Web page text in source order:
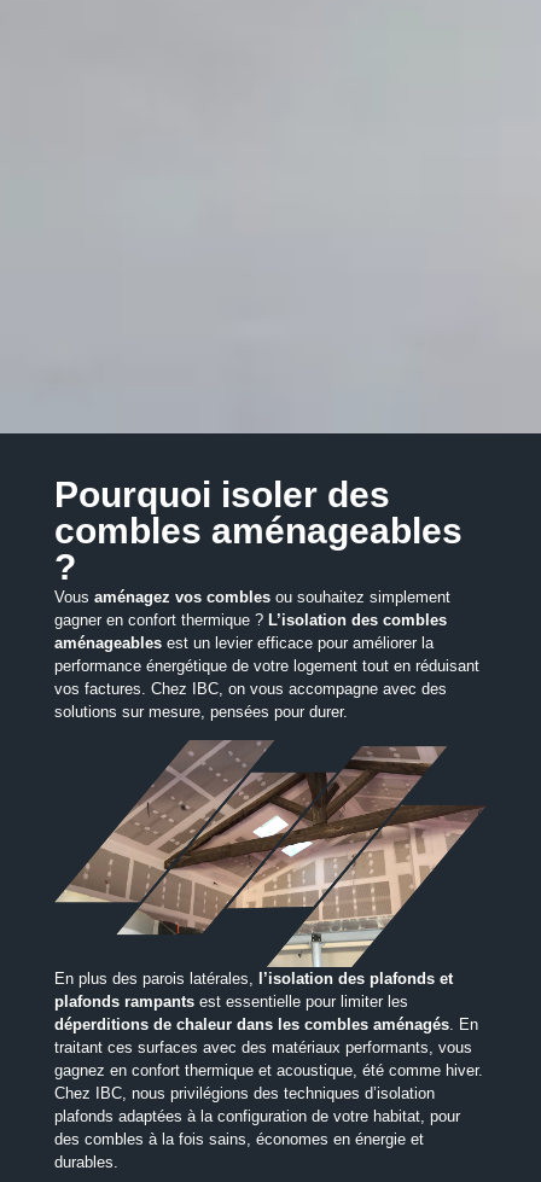
Pourquoi isoler des
combles aménageables
?
Vous aménagez vos comblesou souhaitez simplement
gagner en confort thermique ? L’isolation des combles
aménageablesest un levier efficace pour améliorer la
performance énergétique de votre logement tout en réduisant
vos factures. Chez IBC, on vous accompagne avec des
solutions sur mesure, pensées pour durer.
En plus des parois latérales,
l’isolation des plafonds et
plafonds rampantsest essentielle pour limiter les
déperditions de chaleur dans les combles aménagés. En
traitant ces surfaces avec des matériaux performants, vous
gagnez en confort thermique et acoustique, été comme hiver.
Chez IBC, nous privilégions des techniques d’isolation
plafonds adaptées à la configuration de votre habitat, pour
des combles à la fois sains, économes en énergie et
durables.